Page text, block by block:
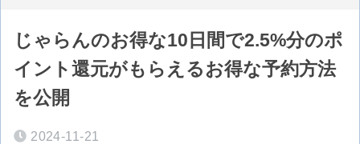
じゃらんのお得な10日間で2.5%分のポ
イント還元がもらえるお得な予約方法
を公開
2024-11-21